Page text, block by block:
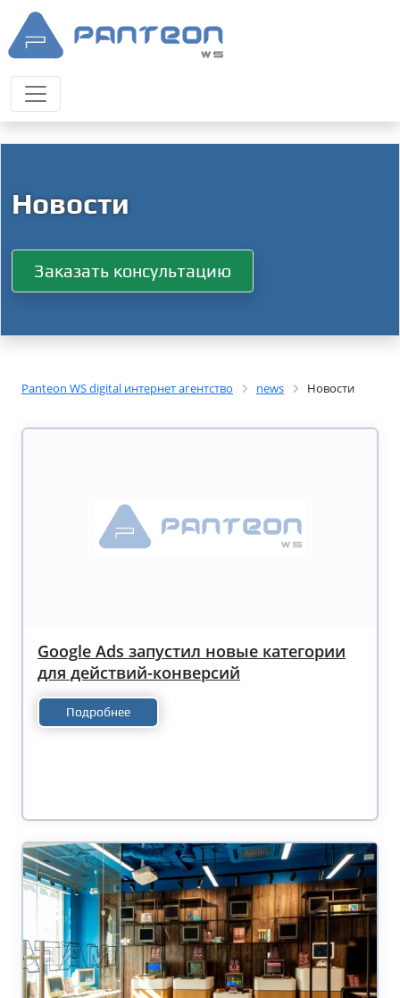
Новости
Заказать консультацию
Panteon WS digital интернет агентство news Новости
Google Ads запустил новые категории
для действий-конверсий
Подробнее